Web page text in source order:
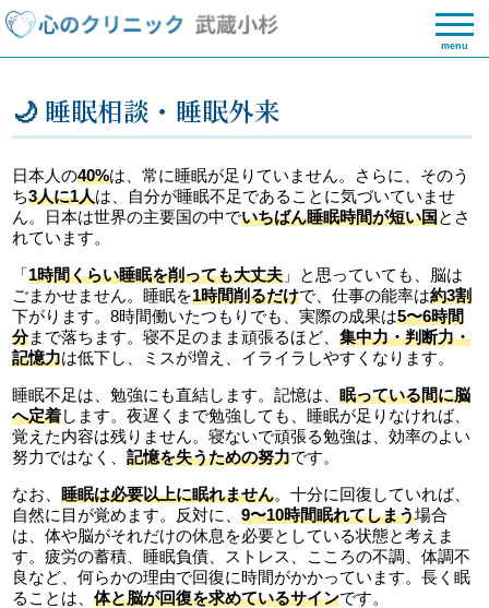
menu
🌙 睡眠相談・睡眠外来
日本人の40%は、常に睡眠が足りていません。さらに、そのう
ち3人に1人は、自分が睡眠不足であることに気づいていませ
ん。日本は世界の主要国の中でいちばん睡眠時間が短い国とさ
れています。
「1時間くらい睡眠を削っても大丈夫 」と思っていても、脳は
ごまかせません。睡眠を1時間削るだけで、仕事の能率は約3割
下がります。8時間働いたつもりでも、実際の成果は5〜6時間
分まで落ちます。寝不足のまま頑張るほど、集中力・判断力・
記憶力は低下し、ミスが増え、イライラしやすくなります。
睡眠不足は、勉強にも直結します。記憶は、眠っている間に脳
へ定着します。夜遅くまで勉強しても、睡眠が足りなければ、
覚えた内容は残りません。寝ないで頑張る勉強は、効率のよい
努力ではなく、記憶を失うための努力です。
なお、睡眠は必要以上に眠れません。十分に回復していれば、
自然に目が覚めます。反対に、9〜10時間眠れてしまう場合
は、体や脳がそれだけの休息を必要としている状態と考えま
す。疲労の蓄積、睡眠負債、ストレス、こころの不調、体調不
良など、何らかの理由で回復に時間がかかっています。長く眠
ることは、体と脳が回復を求めているサインです。